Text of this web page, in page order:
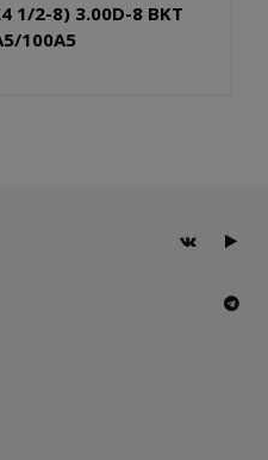
1/2-8) 3.00D-8 BKT
100A5